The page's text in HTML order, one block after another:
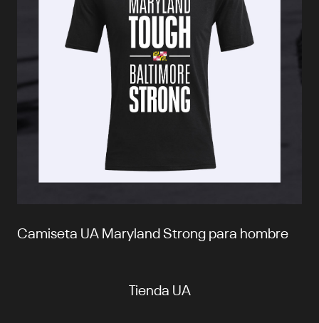
Camiseta UA Maryland Strong para hombre
Tienda UA